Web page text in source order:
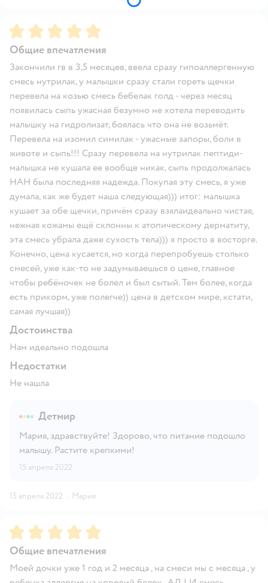
Рейтинг:5
Общие впечатления
Закончили гв в 3,5 месяцев, ввела сразу гипоаллергенную
смесь нутрилак, у малышки сразу стали гореть щечки
перевела на козью смесь бебелак голд - через месяц
появилась сыпь ужасная безумно не хотела переводить
малышку на гидролизат, боялась что она не возьмёт.
Перевела на изомил симилак - ужасные запоры, боли в
животе и сыпь!!! Сразу перевела на нутрилак пептиди-
малышка не кушала ее вообще никак, сыпь продолжалась
НАН была последняя надежда. Покупая эту смесь, я уже
думала, как же будет наша следующая))) итог: малышка
кушает за обе щечки, причём сразу взялаидеально чистая,
нежная кожамы ещё склонны к атопическому дерматиту,
эта смесь убрала даже сухость тела))) я просто в восторге.
Конечно, цена кусается, но когда перепробуешь столько
смесей, уже как-то не задумываешься о цене, главное
чтобы ребёночек не болел и был сытый. Тем более, когда
есть прикорм, уже полегче)) цена в детском мире, кстати,
самая лучшая))
Достоинства
Нам идеально подошла
Недостатки
Не нашла
Детмир
Мария, здравствуйте! Здорово, что питание подошло
малышу. Растите крепкими!
15 апреля 2022
15 апреля 2022 · Мария
Рейтинг:5
Общие впечатления
Моей дочки уже 1 год и 2 месяца , на смеси мы с месяца , у